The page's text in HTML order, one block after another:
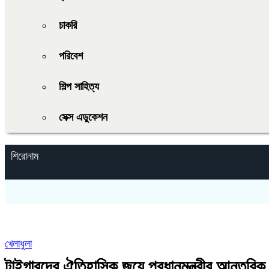
চাকরি
পরিবেশ
শিল্প সাহিত্য
সেক্স এডুকেশন
শিরোনাম
খেলাধুলা